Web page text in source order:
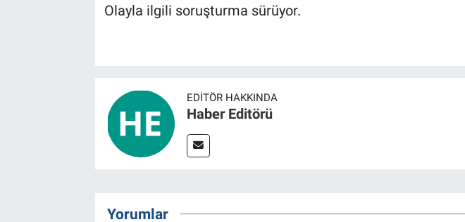
Olayla ilgili soruşturma sürüyor.
EDITÖR HAKKINDA
Haber Editörü
Yorumlar